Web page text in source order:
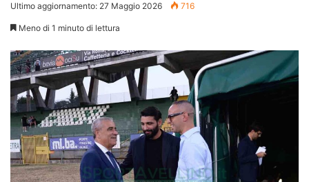
Ultimo aggiornamento: 27 Maggio 2026 716
Meno di 1 minuto di lettura